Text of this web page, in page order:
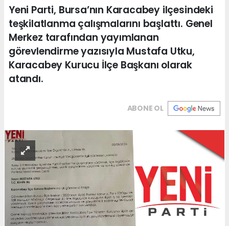
Yeni Parti, Bursa’nın Karacabey ilçesindeki
teşkilatlanma çalışmalarını başlattı. Genel
Merkez tarafından yayımlanan
görevlendirme yazısıyla Mustafa Utku,
Karacabey Kurucu İlçe Başkanı olarak
atandı.
ABONE OL